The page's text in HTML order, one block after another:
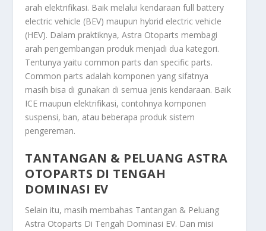
arah elektrifikasi. Baik melalui kendaraan full battery
electric vehicle (BEV) maupun hybrid electric vehicle
(HEV). Dalam praktiknya, Astra Otoparts membagi
arah pengembangan produk menjadi dua kategori.
Tentunya yaitu common parts dan specific parts.
Common parts adalah komponen yang sifatnya
masih bisa di gunakan di semua jenis kendaraan. Baik
ICE maupun elektrifikasi, contohnya komponen
suspensi, ban, atau beberapa produk sistem
pengereman.
TANTANGAN & PELUANG ASTRA
OTOPARTS DI TENGAH
DOMINASI EV
Selain itu, masih membahas Tantangan & Peluang
Astra Otoparts Di Tengah Dominasi EV. Dan misi